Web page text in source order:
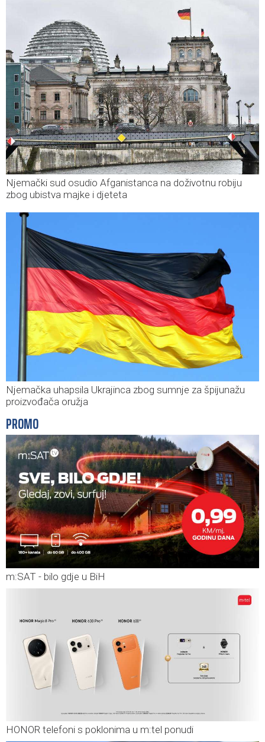
Njemački sud osudio Afganistanca na doživotnu robiju
zbog ubistva majke i djeteta
Njemačka uhapsila Ukrajinca zbog sumnje za špijunažu
proizvođača oružja
PROMO
m:SAT - bilo gdje u BiH
HONOR telefoni s poklonima u m:tel ponudi